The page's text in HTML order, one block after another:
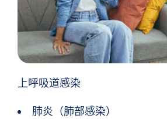
上呼吸道感染
肺炎（肺部感染）